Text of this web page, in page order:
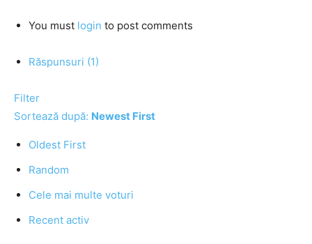
You must login to post comments
Răspunsuri (1)
Filter
Sortează după: Newest First
Oldest First
Random
Cele mai multe voturi
Recent activ